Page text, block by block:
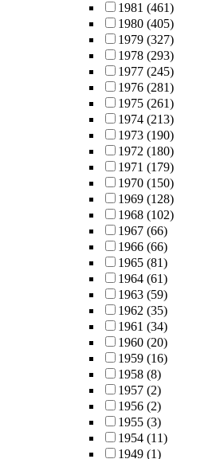
1981 (461)
1980 (405)
1979 (327)
1978 (293)
1977 (245)
1976 (281)
1975 (261)
1974 (213)
1973 (190)
1972 (180)
1971 (179)
1970 (150)
1969 (128)
1968 (102)
1967 (66)
1966 (66)
1965 (81)
1964 (61)
1963 (59)
1962 (35)
1961 (34)
1960 (20)
1959 (16)
1958 (8)
1957 (2)
1956 (2)
1955 (3)
1954 (11)
1949 (1)